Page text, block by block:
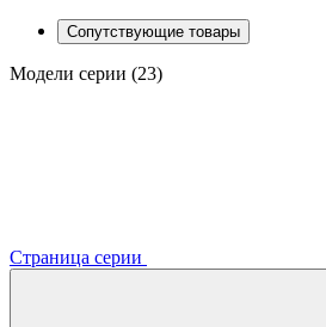
Сопутствующие товары
Модели серии (23)
Страница серии